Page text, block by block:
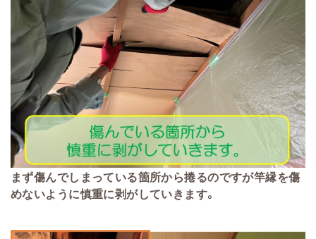
まず傷んでしまっている箇所から捲るのですが竿縁を傷
めないように慎重に剥がしていきます。